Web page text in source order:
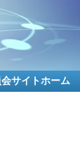
サイトホーム